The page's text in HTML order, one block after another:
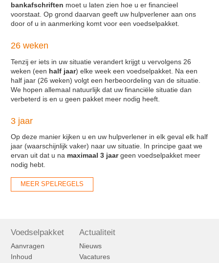
bankafschriften moet u laten zien hoe u er financieel
voorstaat. Op grond daarvan geeft uw hulpverlener aan ons
door of u in aanmerking komt voor een voedselpakket.
26 weken
Tenzij er iets in uw situatie verandert krijgt u vervolgens 26
weken (een half jaar) elke week een voedselpakket. Na een
half jaar (26 weken) volgt een herbeoordeling van de situatie.
We hopen allemaal natuurlijk dat uw financiële situatie dan
verbeterd is en u geen pakket meer nodig heeft.
3 jaar
Op deze manier kijken u en uw hulpverlener in elk geval elk half
jaar (waarschijnlijk vaker) naar uw situatie. In principe gaat we
ervan uit dat u na maximaal 3 jaargeen voedselpakket meer
nodig hebt.
MEER SPELREGELS
Voedselpakket
Aanvragen
Inhoud
Actualiteit
Nieuws
Vacatures